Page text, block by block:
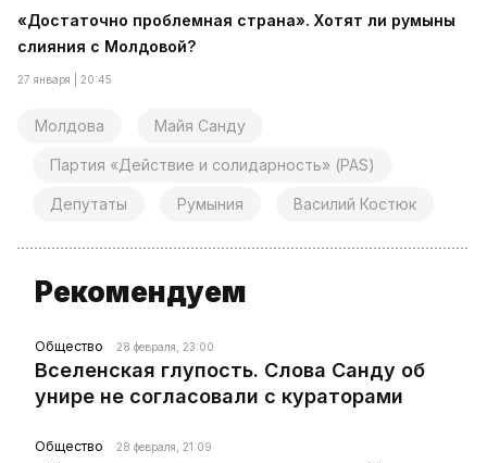
«Достаточно проблемная страна». Хотят ли румыны
слияния с Молдовой?
27 января | 20:45
Молдова Майя Санду
Партия «Действие и солидарность» (PAS)
Депутаты Румыния Василий Костюк
Рекомендуем
Общество 28 февраля, 23:00
Вселенская глупость. Слова Санду об
унире не согласовали с кураторами
Общество 28 февраля, 21:09